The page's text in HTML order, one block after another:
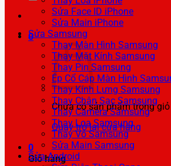
0
Chưa có sản phẩm trong
Quay trở lại cửa hàng
0
Giỏ hàng
Sửa Face ID iPhone
Sửa Main iPhone
Sửa Samsung
Thay Màn Hình Samsung
Thay Mặt Kính Samsung
Thay Pin Samsung
Ép Cổ Cáp Màn Hình
Thay Kính Lưng Samsung
Thay Chân Sạc Samsung
Thay Camera Samsung
Thay Loa Samsung
Thay Vỏ Samsung
Sửa Main Samsung
Sửa Android